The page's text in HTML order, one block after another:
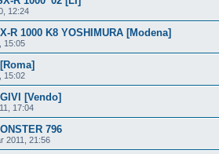
12:24
R 1000 K8 YOSHIMURA [Modena]
15:05
15:02
[Vendo]
17:04
796
2011, 21:56